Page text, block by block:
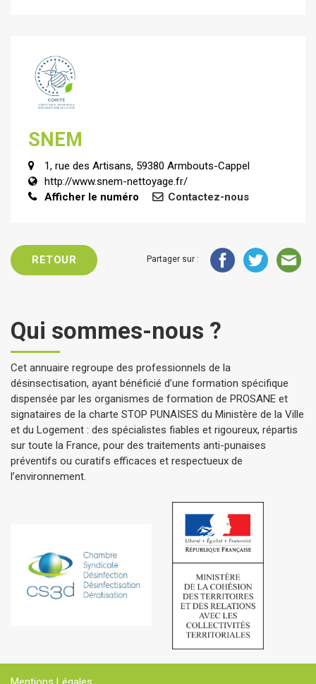
SNEM
1, rue des Artisans, 59380 Armbouts-Cappel
http://www.snem-nettoyage.fr/
Afficher le numéro
Contactez-nous
RETOUR Partager sur :
Qui sommes-nous ?
Cet annuaire regroupe des professionnels de la
désinsectisation, ayant bénéficié d’une formation spécifique
dispensée par les organismes de formation de PROSANE et
signataires de la charte STOP PUNAISES du Ministère de la Ville
et du Logement : des spécialistes fiables et rigoureux, répartis
sur toute la France, pour des traitements anti-punaises
préventifs ou curatifs efficaces et respectueux de
l’environnement.